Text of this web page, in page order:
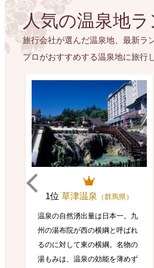
人気の温泉地
旅行会社が選んだ温泉地、最新ラ
プロがおすすめする温泉地に旅行
1位 草津温泉 （群馬県）
温泉の自然湧出量は日本一。九
州の湯布院が西の横綱と呼ばれ
るのに対して東の横綱。名物の
湯もみは、温泉の効能を薄めず